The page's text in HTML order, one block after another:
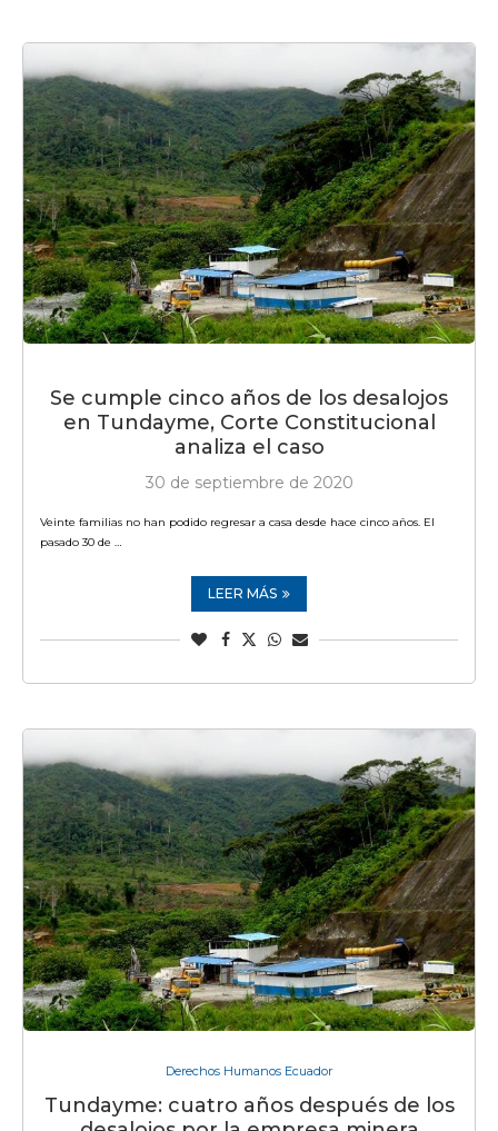
Se cumple cinco años de los desalojos
en Tundayme, Corte Constitucional
analiza el caso
30 de septiembre de 2020
Veinte familias no han podido regresar a casa desde hace cinco años. El
pasado 30 de …
LEER MÁS
Derechos Humanos Ecuador
Tundayme: cuatro años después de los